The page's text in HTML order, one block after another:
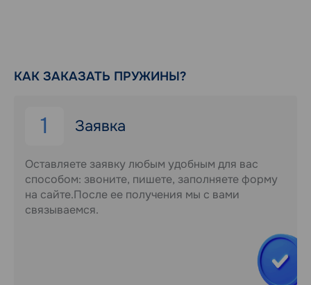
КАК ЗАКАЗАТЬ ПРУЖИНЫ?
1 Заявка
Оставляете заявку любым удобным для вас
способом: звоните, пишете, заполняете форму
на сайте.После ее получения мы с вами
связываемся.